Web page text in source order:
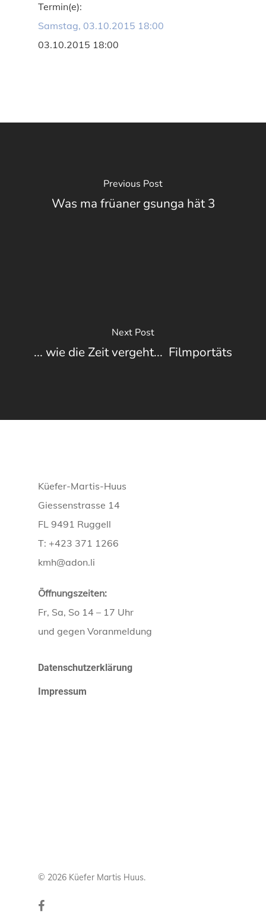
Termin(e):
Samstag, 03.10.2015 18:00
03.10.2015 18:00
Previous Post
Was ma früaner gsunga hät 3
Next Post
... wie die Zeit vergeht...  Filmportäts
Küefer-Martis-Huus
Giessenstrasse 14
FL 9491 Ruggell
T: +423 371 1266
kmh@adon.li
Öffnungszeiten:
Fr, Sa, So 14 – 17 Uhr
und gegen Voranmeldung
Datenschutzerklärung
Impressum
© 2026 Küefer Martis Huus.
facebook